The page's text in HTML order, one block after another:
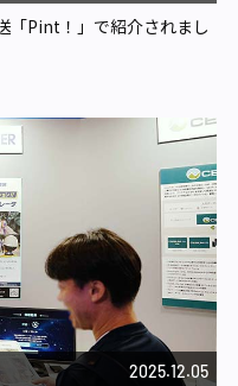
「Pint！」で紹介されまし
2025.12.05